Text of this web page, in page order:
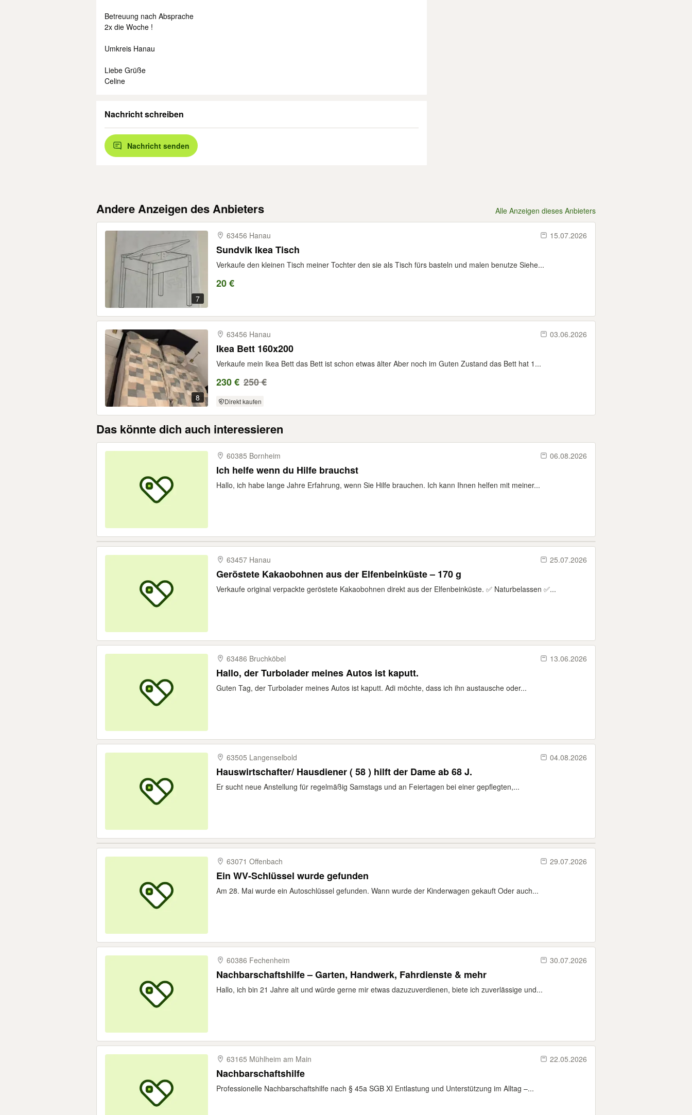
Betreuung nach Absprache
2x die Woche !
Umkreis Hanau
Liebe Grüße
Celine
Nachricht schreiben
Nachricht senden
Andere Anzeigen des Anbieters Alle Anzeigen dieses Anbieters
7
63456 Hanau 15.07.2026
Sundvik Ikea Tisch
Verkaufe den kleinen Tisch meiner Tochter den sie als Tisch fürs basteln und malen benutze Siehe...
20 €
8
63456 Hanau 03.06.2026
Ikea Bett 160x200
Verkaufe mein Ikea Bett das Bett ist schon etwas älter Aber noch im Guten Zustand das Bett hat 1...
230 € 250 €
Direkt kaufen
Das könnte dich auch interessieren
60385 Bornheim 06.08.2026
Ich helfe wenn du Hilfe brauchst
Hallo, ich habe lange Jahre Erfahrung, wenn Sie Hilfe brauchen. Ich kann Ihnen helfen mit meiner...
63457 Hanau 25.07.2026
Geröstete Kakaobohnen aus der Elfenbeinküste – 170 g
Verkaufe original verpackte geröstete Kakaobohnen direkt aus der Elfenbeinküste. ✅ Naturbelassen ✅...
63486 Bruchköbel 13.06.2026
Hallo, der Turbolader meines Autos ist kaputt.
Guten Tag, der Turbolader meines Autos ist kaputt. Adi möchte, dass ich ihn austausche oder...
63505 Langenselbold 04.08.2026
Hauswirtschafter/ Hausdiener ( 58 ) hilft der Dame ab 68 J.
Er sucht neue Anstellung für regelmäßig Samstags und an Feiertagen bei einer gepflegten,...
63071 Offenbach 29.07.2026
Ein WV-Schlüssel wurde gefunden
Am 28. Mai wurde ein Autoschlüssel gefunden. Wann wurde der Kinderwagen gekauft Oder auch...
60386 Fechenheim 30.07.2026
Nachbarschaftshilfe – Garten, Handwerk, Fahrdienste & mehr
Hallo, ich bin 21 Jahre alt und würde gerne mir etwas dazuzuverdienen, biete ich zuverlässige und...
63165 Mühlheim am Main 22.05.2026
Nachbarschaftshilfe
Professionelle Nachbarschaftshilfe nach § 45a SGB XI Entlastung und Unterstützung im Alltag –...